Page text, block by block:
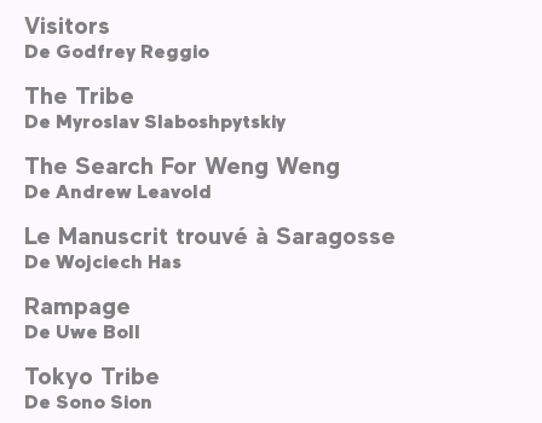
Visitors
De Godfrey Reggio
The Tribe
De Myroslav Slaboshpytskiy
The Search For Weng Weng
De Andrew Leavold
Le Manuscrit trouvé à Saragosse
De Wojciech Has
Rampage
De Uwe Boll
Tokyo Tribe
De Sono Sion